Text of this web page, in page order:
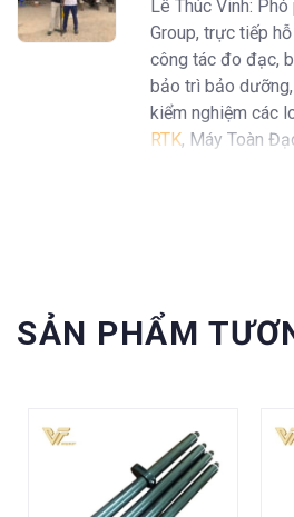
Lê Thúc Vinh:
Group, trực tiếp
công tác đo đạc,
bảo trì bảo
kiểm nghiệm các
RTK, Máy Toàn
SẢN PHẨM